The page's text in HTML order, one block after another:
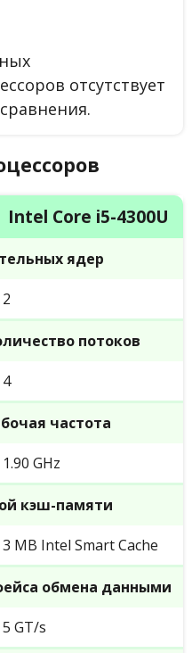
отсутствует
Intel Core i5-4300U
ядер
2
потоков
4
частота
1.90 GHz
кэш-памяти
3 MB Intel Smart Cache
обмена данными
5 GT/s